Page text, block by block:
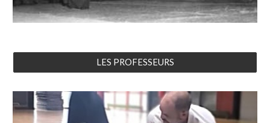
LES PROFESSEURS